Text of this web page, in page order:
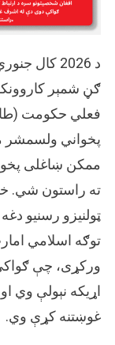
د 2026 کال
ګڼ شمېر
فعلي حکومت
پخواني ولسمشر
ممکن ښاغلی
ته راستون شي.
ټولنیزو رسنیو
توګه اسلامي
ورکړی، چې
اړیکه نېولې وي
غوښتنه کړې وي.